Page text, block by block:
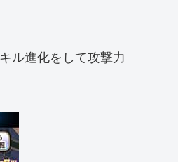
ル進化をして攻撃力